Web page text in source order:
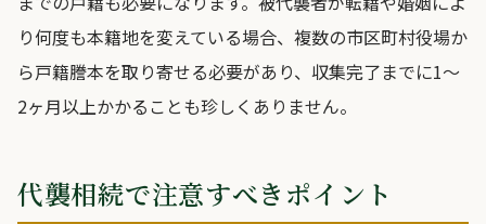
り何度も本籍地を変えている場合、複数の市区町村役場か
ら戸籍謄本を取り寄せる必要があり、収集完了までに1〜
2ヶ月以上かかることも珍しくありません。
代襲相続で注意すべきポイント